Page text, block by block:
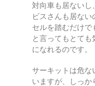
対向車も居ないし
ビスさんも居な
セルを踏むだけで
と言ってもとて
になれるのです。
サーキットは危な
いますが、しっ